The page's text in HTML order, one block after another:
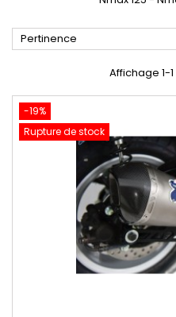
Pertinence
Affichage 1-
-19%
Rupture de stock